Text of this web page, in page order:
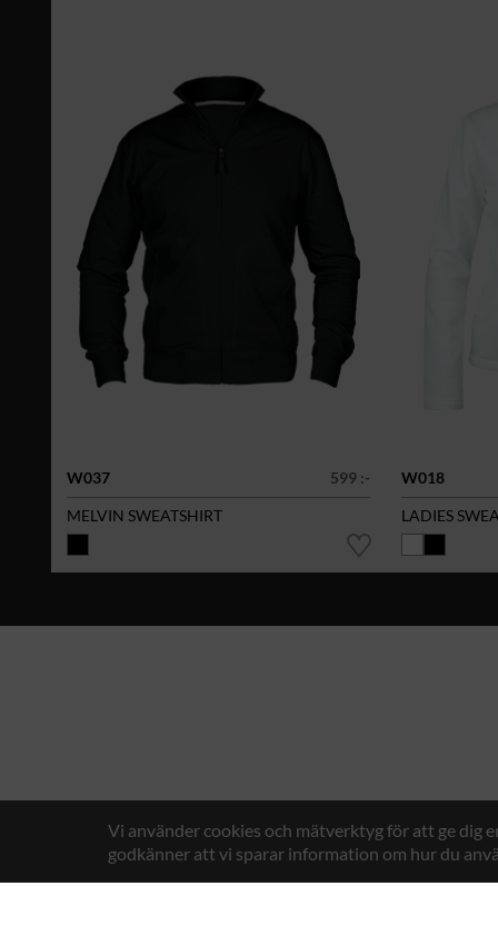
W037
599 :-
MELVIN SWEATSHIRT
W018
LADIES
Vi använder cookies och mätverktyg för att ge dig
godkänner att vi sparar information om hur du